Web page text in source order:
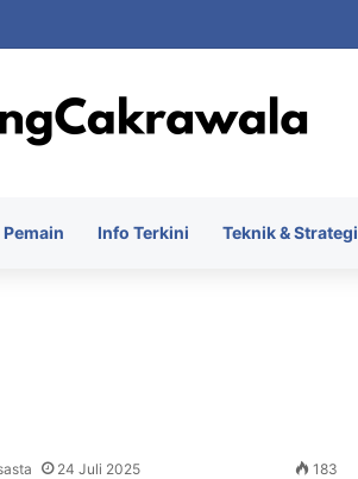
Merebut Posisi Ketiga
Info Terkini Teknik & Strategi
24 Juli 2025 183